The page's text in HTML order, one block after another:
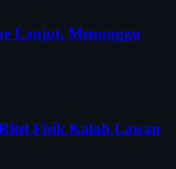
Lanjut, Menunggu
Fisik Kalah Lawan